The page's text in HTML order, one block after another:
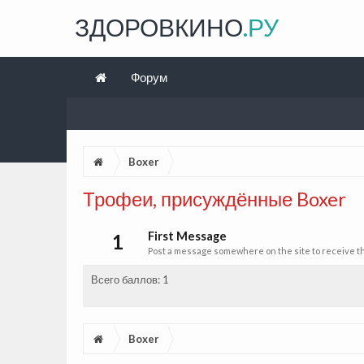
Boxer
Трофеи, присуждённые Boxer
1
First Message
Post a message somewhere on the site to receive
Всего баллов: 1
Boxer
ЗДОРОВКИНО.РУ
Форум